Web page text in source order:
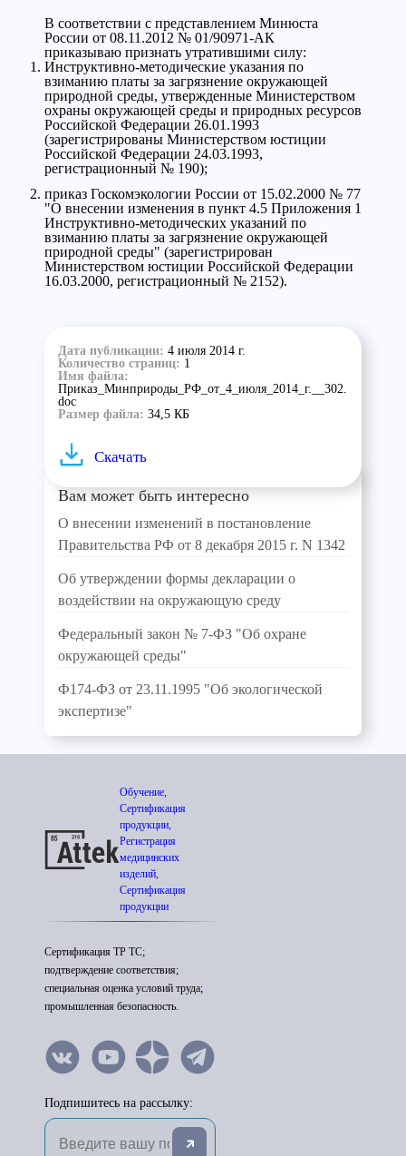
В соответствии с представлением Минюста
России от 08.11.2012 № 01/90971-АК
приказываю признать утратившими силу:
Инструктивно-методические указания по
взиманию платы за загрязнение окружающей
природной среды, утвержденные Министерством
охраны окружающей среды и природных ресурсов
Российской Федерации 26.01.1993
(зарегистрированы Министерством юстиции
Российской Федерации 24.03.1993,
регистрационный № 190);
приказ Госкомэкологии России от 15.02.2000 № 77
"О внесении изменения в пункт 4.5 Приложения 1
Инструктивно-методических указаний по
взиманию платы за загрязнение окружающей
природной среды" (зарегистрирован
Министерством юстиции Российской Федерации
16.03.2000, регистрационный № 2152).
Дата публикации: 4 июля 2014 г.
Количество страниц: 1
Имя файла:
Приказ_Минприроды_РФ_от_4_июля_2014_г.__302.
doc
Размер файла: 34,5 КБ
Скачать
Вам может быть интересно
О внесении изменений в постановление
Правительства РФ от 8 декабря 2015 г. N 1342
Об утверждении формы декларации о
воздействии на окружающую среду
Федеральный закон № 7-ФЗ "Об охране
окружающей среды"
Ф174-ФЗ от 23.11.1995 "Об экологической
экспертизе"
Обучение,
Сертификация
продукции,
Регистрация
медицинских
изделий,
Сертификация
продукции
Сертификация ТР ТС;
подтверждение соответствия;
специальная оценка условий труда;
промышленная безопасность.
Подпишитесь на рассылку: